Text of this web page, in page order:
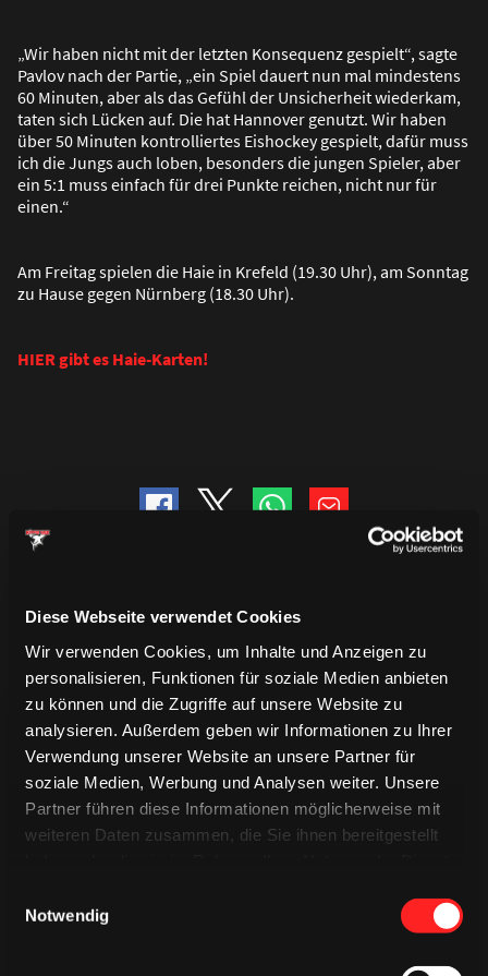
Diese Webseite verwendet Cookies
Wir verwenden Cookies, um Inhalte und Anzeigen zu
personalisieren, Funktionen für soziale Medien anbieten
zu können und die Zugriffe auf unsere Website zu
analysieren. Außerdem geben wir Informationen zu Ihrer
Verwendung unserer Website an unsere Partner für
soziale Medien, Werbung und Analysen weiter. Unsere
Partner führen diese Informationen möglicherweise mit
weiteren Daten zusammen, die Sie ihnen bereitgestellt
Notwendig
„Wir haben nicht mit der letzten Konsequenz gespielt“, sagte
Pavlov nach der Partie, „ein Spiel dauert nun mal mindestens
60 Minuten, aber als das Gefühl der Unsicherheit wiederkam,
taten sich Lücken auf. Die hat Hannover genutzt. Wir haben
über 50 Minuten kontrolliertes Eishockey gespielt, dafür muss
ich die Jungs auch loben, besonders die jungen Spieler, aber
ein 5:1 muss einfach für drei Punkte reichen, nicht nur für
einen.“
Am Freitag spielen die Haie in Krefeld (19.30 Uhr), am Sonntag
zu Hause gegen Nürnberg (18.30 Uhr).
HIER gibt es Haie-Karten!
TRIKOTS